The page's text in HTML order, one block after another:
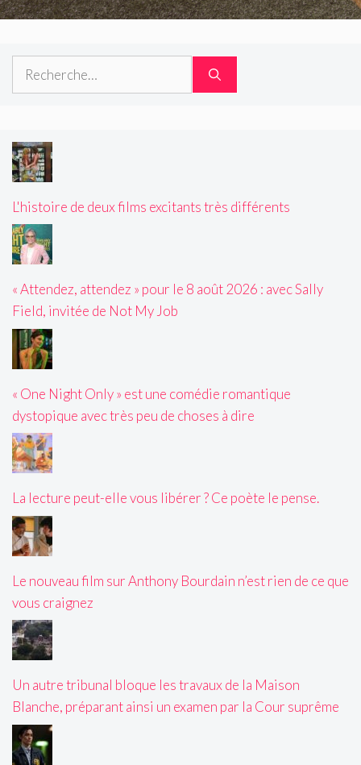
Rechercher :
L'histoire de deux films excitants très différents
« Attendez, attendez » pour le 8 août 2026 : avec Sally
Field, invitée de Not My Job
« One Night Only » est une comédie romantique
dystopique avec très peu de choses à dire
La lecture peut-elle vous libérer ? Ce poète le pense.
Le nouveau film sur Anthony Bourdain n’est rien de ce que
vous craignez
Un autre tribunal bloque les travaux de la Maison
Blanche, préparant ainsi un examen par la Cour suprême